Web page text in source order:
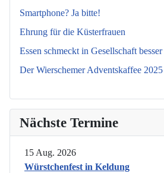
Smartphone? Ja bitte!
Ehrung für die Küsterfrauen
Essen schmeckt in Gesellschaft besser
Der Wierschemer Adventskaffee 2025
Nächste Termine
15 Aug. 2026
Würstchenfest in Keldung